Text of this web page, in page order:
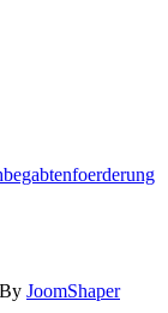
JoomShaper